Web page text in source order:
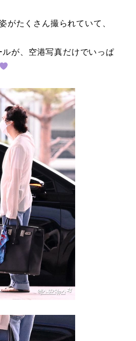
がたくさん撮られていて、
が、空港写真だけでいっぱ